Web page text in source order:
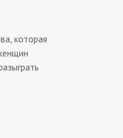
которая